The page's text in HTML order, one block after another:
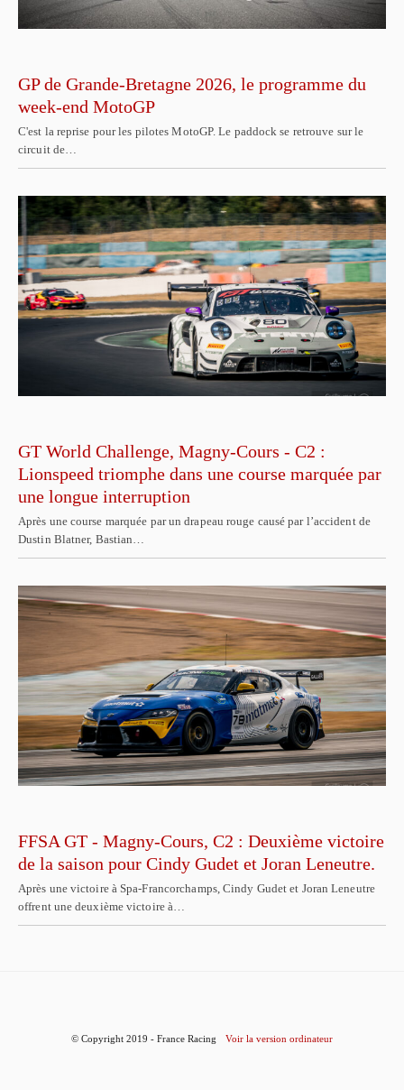
GP de Grande-Bretagne 2026, le programme du
week-end MotoGP
C'est la reprise pour les pilotes MotoGP. Le paddock se retrouve sur le
circuit de…
GT World Challenge, Magny-Cours - C2 :
Lionspeed triomphe dans une course marquée par
une longue interruption
Après une course marquée par un drapeau rouge causé par l’accident de
Dustin Blatner, Bastian…
FFSA GT - Magny-Cours, C2 : Deuxième victoire
de la saison pour Cindy Gudet et Joran Leneutre.
Après une victoire à Spa-Francorchamps, Cindy Gudet et Joran Leneutre
offrent une deuxième victoire à…
© Copyright 2019 - France Racing Voir la version ordinateur